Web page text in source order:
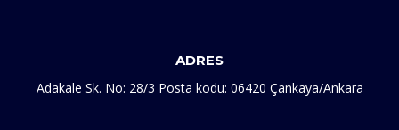
ADRES
Adakale Sk. No: 28/3 Posta kodu: 06420 Çankaya/Ankara